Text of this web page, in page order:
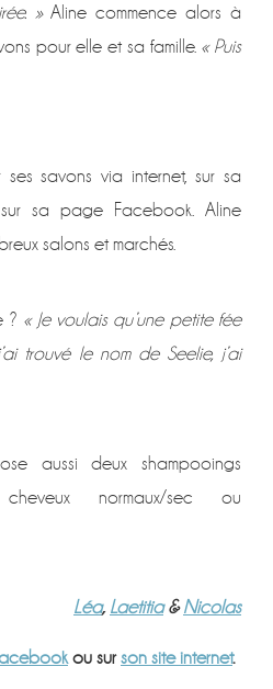
»Aline commence alors à
pour elle et sa famille. « Puis
ses savons via internet, sur sa
sa page Facebook. Aline
salons et marchés.
? « Je voulais qu’une petite fée
trouvé le nom de Seelie, j’ai
aussi deux shampooings
normaux/sec ou
Léa, Laetitia&Nicolas
ou surson site internet.